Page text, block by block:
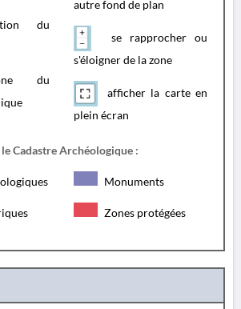
du
du
autre fond de plan
se rapprocher ou
s'éloigner de la zone
afficher la carte en
plein écran
Cadastre Archéologique :
Monuments
Zones protégées